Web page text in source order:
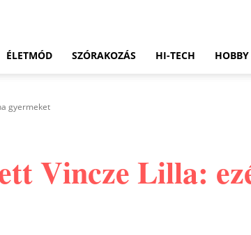
ÉLETMÓD SZÓRAKOZÁS HI-TECH HOBBY
gyermeket
Vincze Lilla: